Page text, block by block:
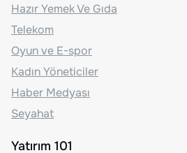
Hazır Yemek Ve Gıda
Telekom
Oyun ve E-spor
Kadın Yöneticiler
Haber Medyası
Seyahat
Yatırım 101